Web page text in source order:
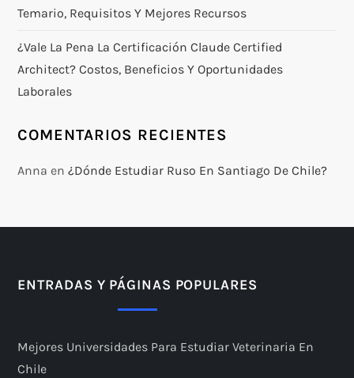
Temario, Requisitos Y Mejores Recursos
¿Vale La Pena La Certificación Claude Certified
Architect? Costos, Beneficios Y Oportunidades
Laborales
COMENTARIOS RECIENTES
Anna en¿Dónde Estudiar Ruso En Santiago De Chile?
ENTRADAS Y PÁGINAS POPULARES
Mejores Universidades Para Estudiar Veterinaria En
Chile